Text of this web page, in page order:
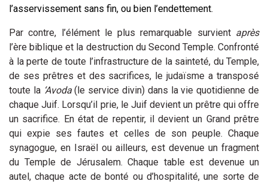
l’asservissement sans fin, ou bien l’endettement.
Par contre, l’élément le plus remarquable survient après
l’ère biblique et la destruction du Second Temple. Confronté
à la perte de toute l’infrastructure de la sainteté, du Temple,
de ses prêtres et des sacrifices, le judaïsme a transposé
toute la ‘Avoda(le service divin) dans la vie quotidienne de
chaque Juif. Lorsqu’il prie, le Juif devient un prêtre qui offre
un sacrifice. En état de repentir, il devient un Grand prêtre
qui expie ses fautes et celles de son peuple. Chaque
synagogue, en Israël ou ailleurs, est devenue un fragment
du Temple de Jérusalem. Chaque table est devenue un
autel, chaque acte de bonté ou d’hospitalité, une sorte de